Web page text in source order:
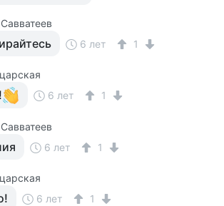
6 лет 1
6 лет 1
6 лет 1
6 лет 1